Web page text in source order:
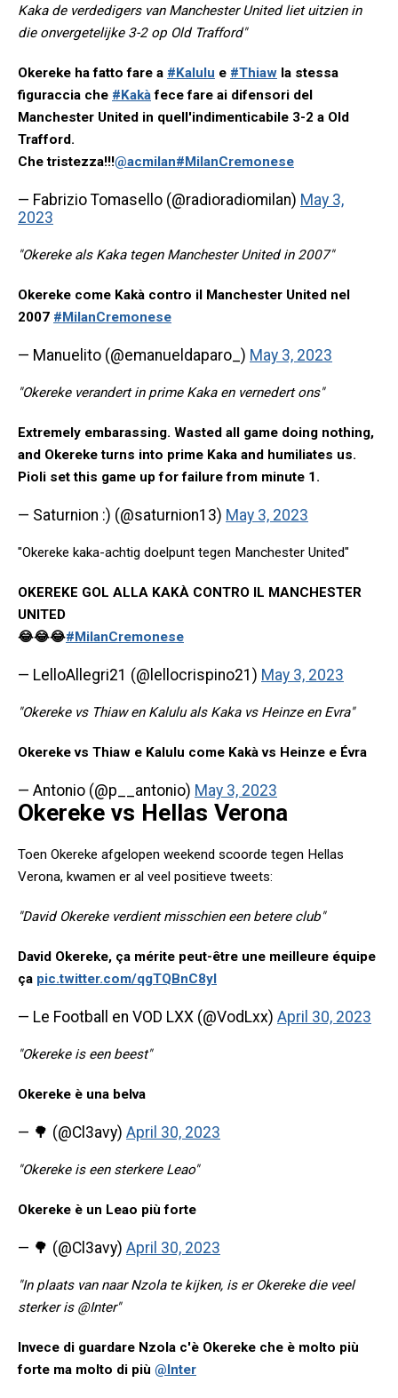
Kaka de verdedigers van Manchester United liet uitzien in
die onvergetelijke 3-2 op Old Trafford"
Okereke ha fatto fare a #Kalulu e #Thiaw la stessa
figuraccia che #Kakàfece fare ai difensori del
Manchester United in quell'indimenticabile 3-2 a Old
Trafford.
Che tristezza!!!@acmilan#MilanCremonese
— Fabrizio Tomasello (@radioradiomilan) May 3,
2023
"Okereke als Kaka tegen Manchester United in 2007"
Okereke come Kakà contro il Manchester United nel
2007 #MilanCremonese
— Manuelito (@emanueldaparo_) May 3, 2023
"Okereke verandert in prime Kaka en vernedert ons"
Extremely embarassing. Wasted all game doing nothing,
and Okereke turns into prime Kaka and humiliates us.
Pioli set this game up for failure from minute 1.
— Saturnion :) (@saturnion13) May 3, 2023
"Okereke kaka-achtig doelpunt tegen Manchester United"
OKEREKE GOL ALLA KAKÀ CONTRO IL MANCHESTER
UNITED
😂😂😂#MilanCremonese
— LelloAllegri21 (@lellocrispino21) May 3, 2023
"Okereke vs Thiaw en Kalulu als Kaka vs Heinze en Evra"
Okereke vs Thiaw e Kalulu come Kakà vs Heinze e Évra
— Antonio (@p__antonio) May 3, 2023
Okereke vs Hellas Verona
Toen Okereke afgelopen weekend scoorde tegen Hellas
Verona, kwamen er al veel positieve tweets:
"David Okereke verdient misschien een betere club"
David Okereke, ça mérite peut-être une meilleure équipe
ça pic.twitter.com/qgTQBnC8yI
— Le Football en VOD LXX (@VodLxx) April 30, 2023
"Okereke is een beest"
Okereke è una belva
— 🌳 (@Cl3avy) April 30, 2023
"Okereke is een sterkere Leao"
Okereke è un Leao più forte
— 🌳 (@Cl3avy) April 30, 2023
"In plaats van naar Nzola te kijken, is er Okereke die veel
sterker is @Inter"
Invece di guardare Nzola c'è Okereke che è molto più
forte ma molto di più @Inter